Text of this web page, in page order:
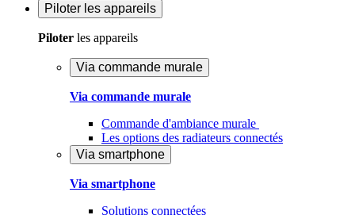
Piloter les appareils
Piloter les appareils
Via commande murale
Via commande murale
Commande d'ambiance murale
Les options des radiateurs connectés
Via smartphone
Via smartphone
Solutions connectées